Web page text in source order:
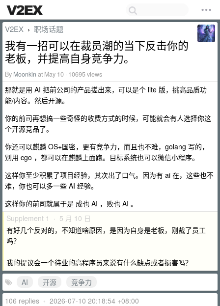
V2EX › 职场话题
我有一招可以在裁员潮的当下反击你的
老板，并提高自身竞争力。
By Moonkin at May 10 · 10695 views
那就是用 AI 把前公司的产品搓出来，可以是个 lite 版，挑高品质功
能/内容。然后开源。
你的前司再想搞一些奇怪的收费方式的时候，可能就会有人选择你这
个开源竞品了。
你还可以麒麟 OS+国密，更有竞争力，而且也不难，golang 写的，
别用 cgo ，都可以在麒麟上面跑。目标系统也可以微信小程序。
这样你至少积累了项目经验，其次出了口气。因为有 ai 在，这些也不
难，你也可以多一些 AI 经验。
这样你的前司就属于是 成也 AI ，败也 AI 。
Supplement 1 · 5 月 10 日
有好几个反对的，不知道啥原因，是因为自身是老板，刚裁了员工
吗？
我的提议会一个待业的高程序员来说有什么缺点或者损害吗？
AI
开源
竞争力
106 replies • 2026-07-10 20:18:54 +08:00